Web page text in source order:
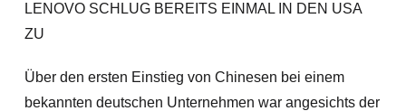
LENOVO SCHLUG BEREITS EINMAL IN DEN USA
ZU
Über den ersten Einstieg von Chinesen bei einem
bekannten deutschen Unternehmen war angesichts der